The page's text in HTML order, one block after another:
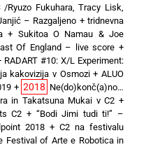
/Ryuzo Fukuhara, Tracy Lisk,
– Razgaljeno +tridnevna
+ Sukitoa O Namau & Joe
Of England – live score +
RADART #10: X/L Experiment:
kakovizija v Osmozi+ALUO
+ 2018 Ne(do)konč(a)no…
in Takatsuna Mukai v C2 +
C2 + “Bodi Jimi tudi ti!” –
2018+ C2 na festivalu
Festival of Arte e Robotica in